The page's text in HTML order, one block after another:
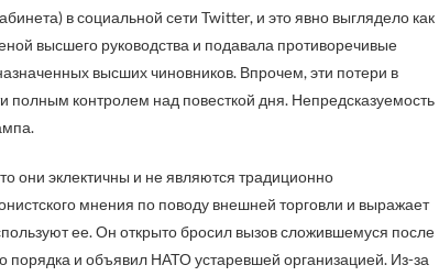
в социальной сети Twitter, и это явно выглядело как
высшего руководства и подавала противоречивые
высших чиновников. Впрочем, эти потери в
полным контролем над повесткой дня. Непредсказуемость
они эклектичны и не являются традиционно
мнения по поводу внешней торговли и выражает
ее. Он открыто бросил вызов сложившемуся после
порядка и объявил НАТО устаревшей организацией. Из-за